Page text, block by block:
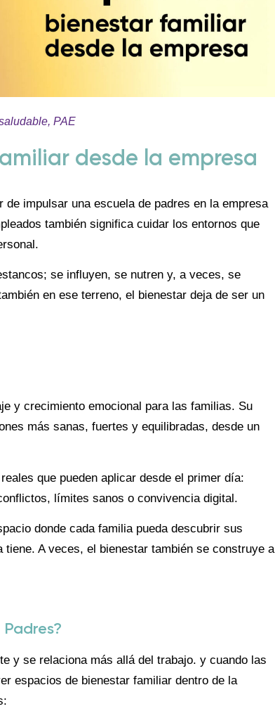
, PAE
desde la empresa
impulsar una escuela de padres en la empresa
también significa cuidar los entornos que
se influyen, se nutren y, a veces, se
en ese terreno, el bienestar deja de ser un
y crecimiento emocional para las familias. Su
más sanas, fuertes y equilibradas, desde un
que pueden aplicar desde el primer día:
límites sanos o convivencia digital.
donde cada familia pueda descubrir sus
A veces, el bienestar también se construye a
y se relaciona más allá del trabajo. y cuando las
espacios de bienestar familiar dentro de la